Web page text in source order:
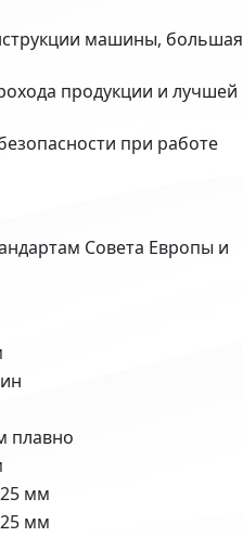
машины, большая
продукции и лучшей
при работе
Совета Европы и
плавно
мм
мм